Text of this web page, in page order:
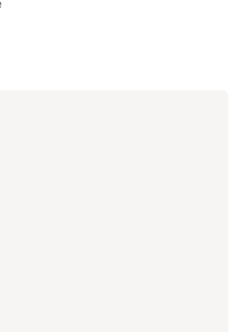
and a balcony, around 8.8 km